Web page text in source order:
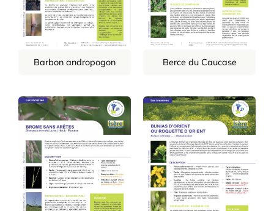
Barbon andropogon Berce du Caucase